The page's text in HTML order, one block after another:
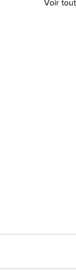
Voir tout